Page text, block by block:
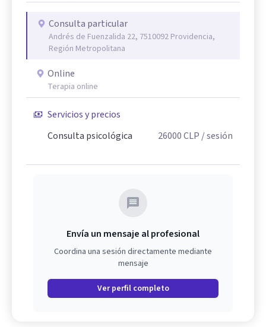
Consulta particular
Andrés de Fuenzalida 22, 7510092 Providencia,
Región Metropolitana
Online
Terapia online
Servicios y precios
Consulta psicológica
26000CLP / sesión
Envía un mensaje al profesional
Coordina una sesión directamente mediante
mensaje
Ver perfil completo